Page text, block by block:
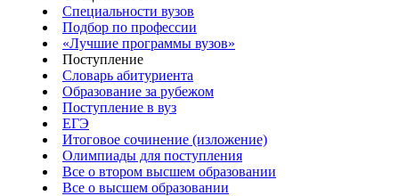
Специальности вузов
Подбор по профессии
«Лучшие программы вузов»
Поступление
Словарь абитуриента
Образование за рубежом
Поступление в вуз
ЕГЭ
Итоговое сочинение (изложение)
Олимпиады для поступления
Все о втором высшем образовании
Все о высшем образовании